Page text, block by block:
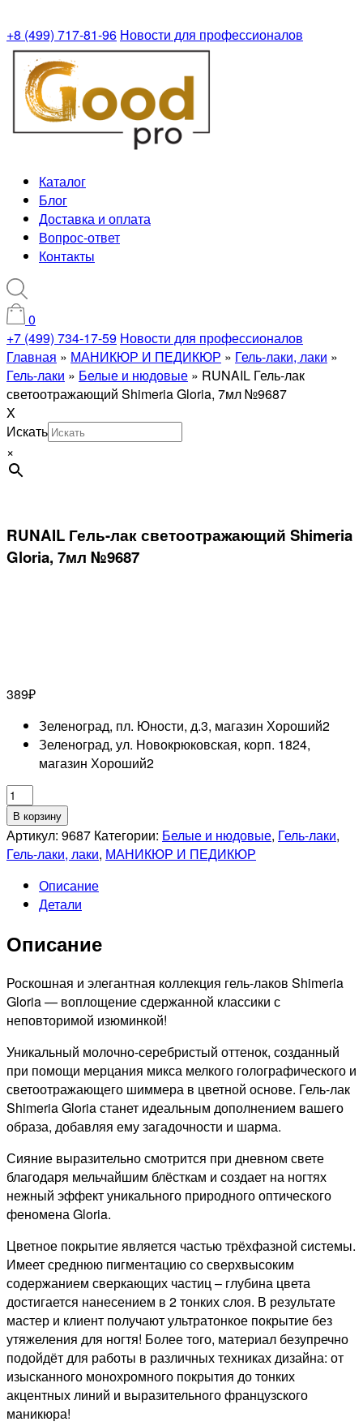
+8 (499) 717-81-96 Новости для профессионалов
Каталог
Блог
Доставка и оплата
Вопрос-ответ
Контакты
0
+7 (499) 734-17-59 Новости для профессионалов
Главная » МАНИКЮР И ПЕДИКЮР » Гель-лаки, лаки »
Гель-лаки » Белые и нюдовые » RUNAIL Гель-лак
светоотражающий Shimeria Gloria, 7мл №9687
X
Искать
×
RUNAIL Гель-лак светоотражающий Shimeria
Gloria, 7мл №9687
389₽
Зеленоград, пл. Юности, д.3, магазин Хороший2
Зеленоград, ул. Новокрюковская, корп. 1824,
магазин Хороший2
Количество
товара
RUNAIL
Гель-
светоотражающий
Shimeria
7мл
В корзину
Артикул: 9687 Категории: Белые и нюдовые, Гель-лаки,
Гель-лаки, лаки, МАНИКЮР И ПЕДИКЮР
Описание
Детали
Описание
Роскошная и элегантная коллекция гель-лаков Shimeria
Gloria — воплощение сдержанной классики с
неповторимой изюминкой!
Уникальный молочно-серебристый оттенок, созданный
при помощи мерцания микса мелкого голографического и
светоотражающего шиммера в цветной основе. Гель-лак
Shimeria Gloria станет идеальным дополнением вашего
образа, добавляя ему загадочности и шарма.
Сияние выразительно смотрится при дневном свете
благодаря мельчайшим блёсткам и создает на ногтях
нежный эффект уникального природного оптического
феномена Gloria.
Цветное покрытие является частью трёхфазной системы.
Имеет среднюю пигментацию со сверхвысоким
содержанием сверкающих частиц – глубина цвета
достигается нанесением в 2 тонких слоя. В результате
мастер и клиент получают ультратонкое покрытие без
утяжеления для ногтя! Более того, материал безупречно
подойдёт для работы в различных техниках дизайна: от
изысканного монохромного покрытия до тонких
акцентных линий и выразительного французского
маникюра!